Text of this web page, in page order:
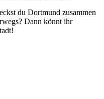
du Dortmund zusammen
Dann könnt ihr